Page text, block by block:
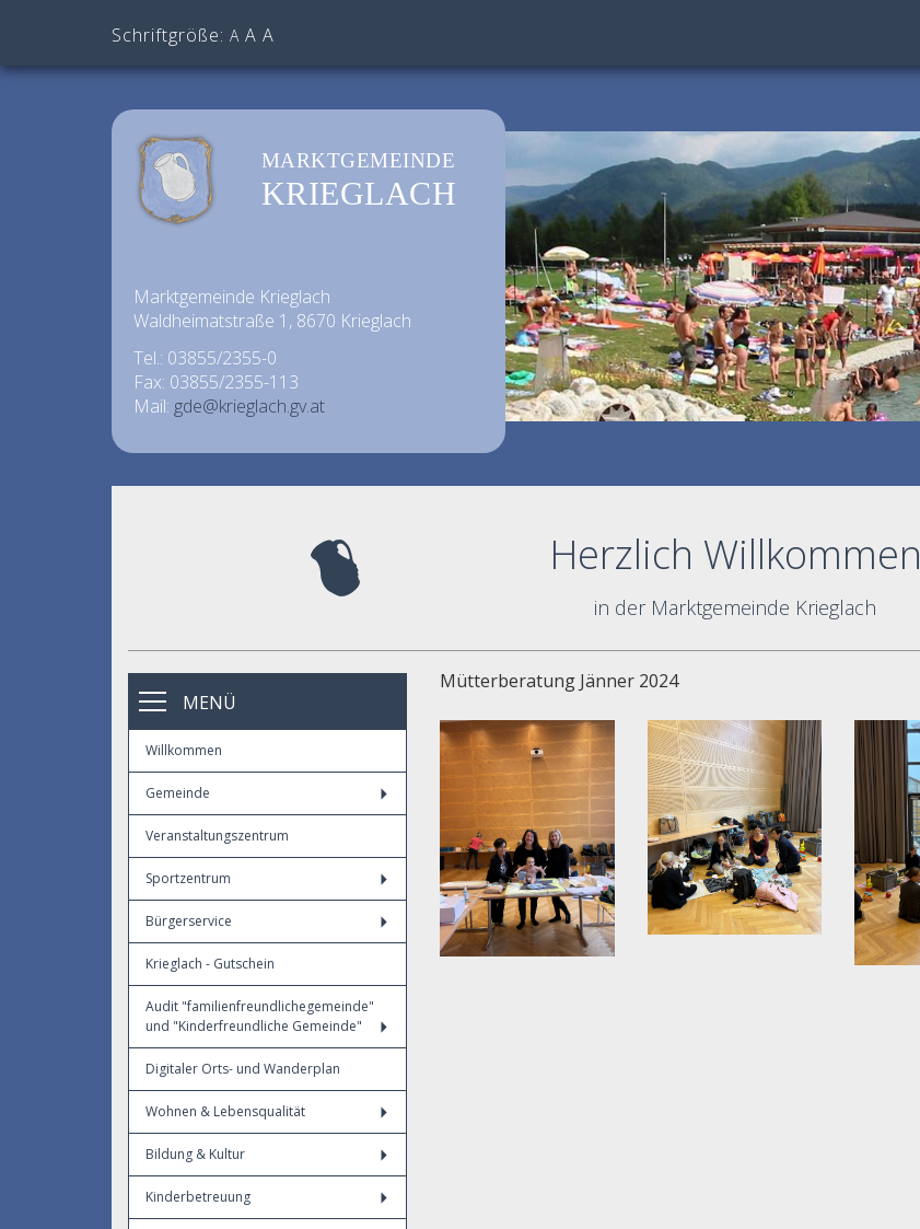
Schriftgröße: A A A
MARKTGEMEINDE
KRIEGLACH
Marktgemeinde Krieglach
Waldheimatstraße 1, 8670 Krieglach
Tel.: 03855/2355-0
Fax: 03855/2355-113
Mail: gde@krieglach.gv.at
Herzlich Willkommen
in der Marktgemeinde Krieglach
MENÜ
Willkommen
Gemeinde
Veranstaltungszentrum
Sportzentrum
Bürgerservice
Krieglach - Gutschein
Audit "familienfreundlichegemeinde"
und "Kinderfreundliche Gemeinde"
Digitaler Orts- und Wanderplan
Wohnen & Lebensqualität
Bildung & Kultur
Kinderbetreuung
Mütterberatung Jänner 2024